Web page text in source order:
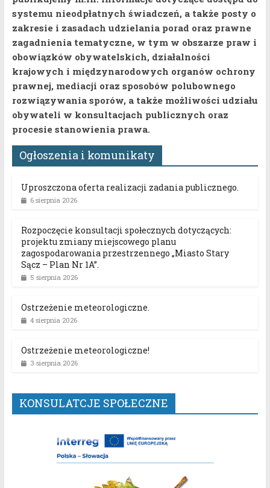
systemu nieodpłatnych świadczeń, a także posty o
zakresie i zasadach udzielania porad oraz prawne
zagadnienia tematyczne, w tym w obszarze praw i
obowiązków obywatelskich, działalności
krajowych i międzynarodowych organów ochrony
prawnej, mediacji oraz sposobów polubownego
rozwiązywania sporów, a także możliwości udziału
obywateli w konsultacjach publicznych oraz
procesie stanowienia prawa.
Ogłoszenia i komunikaty
Uproszczona oferta realizacji zadania publicznego.
6 sierpnia 2026
Rozpoczęcie konsultacji społecznych dotyczących:
projektu zmiany miejscowego planu
zagospodarowania przestrzennego „Miasto Stary
Sącz – Plan Nr 1A”.
5 sierpnia 2026
Ostrzeżenie meteorologiczne.
4 sierpnia 2026
Ostrzeżenie meteorologiczne!
3 sierpnia 2026
KONSULATCJE SPOŁECZNE